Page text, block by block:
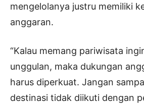
mengelolanya justru memiliki
anggaran.
“Kalau memang pariwisata
unggulan, maka dukungan
harus diperkuat. Jangan
destinasi tidak diikuti dengan